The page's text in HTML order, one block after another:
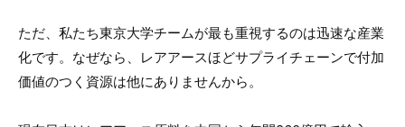
ただ、私たち東京大学チームが最も重視するのは迅速な産業
化です。なぜなら、レアアースほどサプライチェーンで付加
価値のつく資源は他にありませんから。